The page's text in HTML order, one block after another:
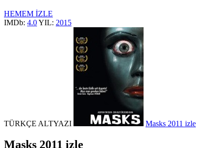
HEMEM İZLE
IMDb: 4.0YIL: 2015
TÜRKÇE ALTYAZI Masks 2011 izle
Masks 2011 izle